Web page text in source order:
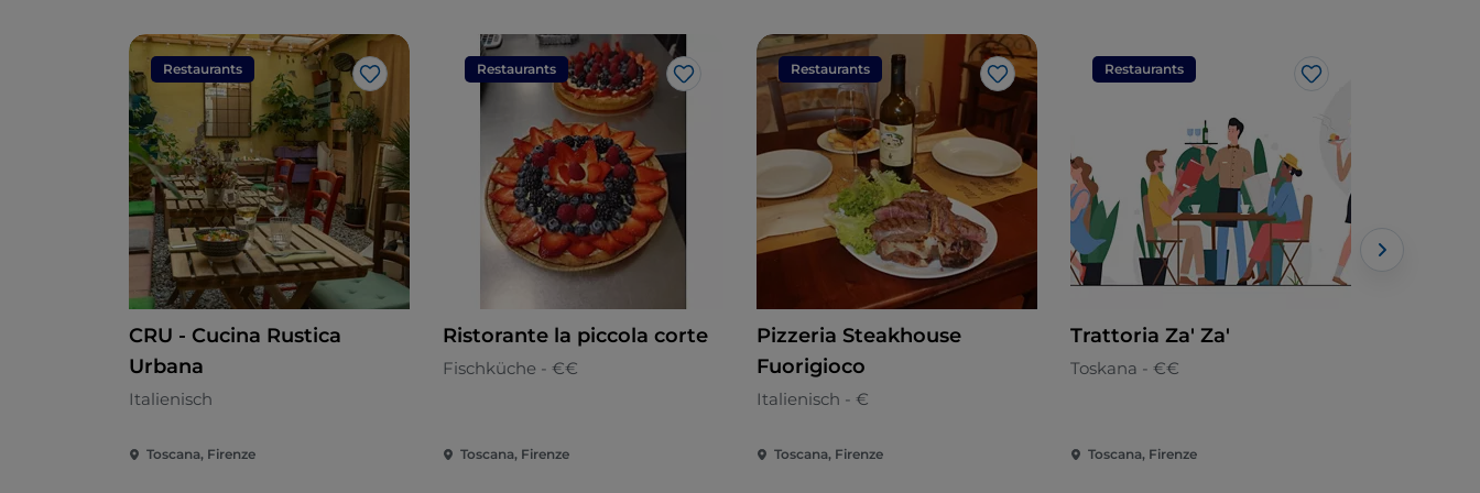
Restaurants
Like
CRU - Cucina Rustica
Urbana
Italienisch
Toscana, Firenze
Restaurants
Like
Ristorante la piccola corte
Fischküche - €€
Toscana, Firenze
Restaurants
Like
Pizzeria Steakhouse
Fuorigioco
Italienisch - €
Toscana, Firenze
Restaurants
Like
Trattoria Za' Za'
Toskana - €€
Toscana, Firenze